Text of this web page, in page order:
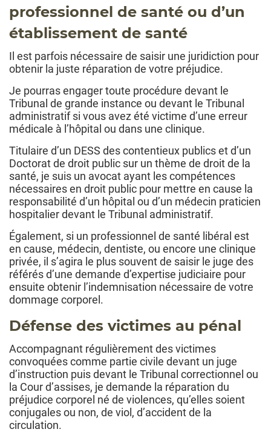
professionnel de santé ou d’un
établissement de santé
Il est parfois nécessaire de saisir une juridiction pour
obtenir la juste réparation de votre préjudice.
Je pourras engager toute procédure devant le
Tribunal de grande instance ou devant le Tribunal
administratif si vous avez été victime d’une erreur
médicale à l’hôpital ou dans une clinique.
Titulaire d’un DESS des contentieux publics et d’un
Doctorat de droit public sur un thème de droit de la
santé, je suis un avocat ayant les compétences
nécessaires en droit public pour mettre en cause la
responsabilité d’un hôpital ou d’un médecin praticien
hospitalier devant le Tribunal administratif.
Également, si un professionnel de santé libéral est
en cause, médecin, dentiste, ou encore une clinique
privée, il s’agira le plus souvent de saisir le juge des
référés d’une demande d’expertise judiciaire pour
ensuite obtenir l’indemnisation nécessaire de votre
dommage corporel.
Défense des victimes au pénal
Accompagnant régulièrement des victimes
convoquées comme partie civile devant un juge
d’instruction puis devant le Tribunal correctionnel ou
la Cour d’assises, je demande la réparation du
préjudice corporel né de violences, qu’elles soient
conjugales ou non, de viol, d’accident de la
circulation.